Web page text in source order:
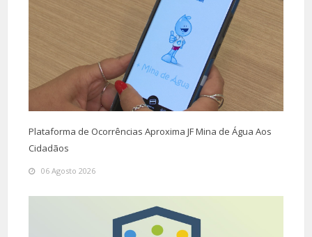
Plataforma de Ocorrências Aproxima JF Mina de Água Aos
Cidadãos
06 Agosto 2026